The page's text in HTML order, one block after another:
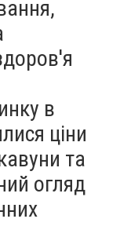
в
ціни
та
огляд